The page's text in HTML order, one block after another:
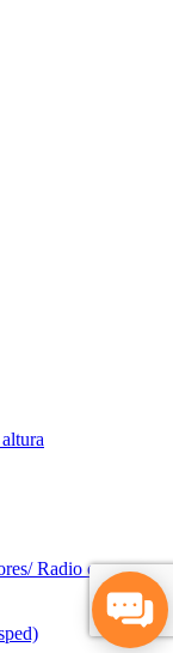
Radio cero y